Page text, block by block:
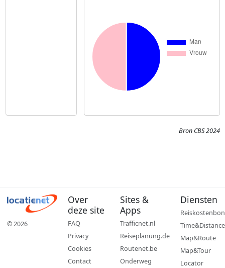
Bron CBS 2024
© 2026
Over
deze site
FAQ
Privacy
Cookies
Contact
Sites &
Apps
Trafficnet.nl
Reiseplanung.de
Routenet.be
Onderweg
Diensten
Reiskostenbon
Time&Distance
Map&Route
Map&Tour
Locator